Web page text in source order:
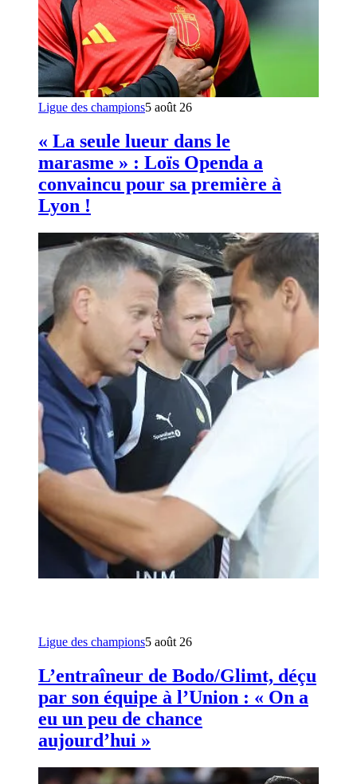
Ligue des champions5 août 26
« La seule lueur dans le
marasme » : Loïs Openda a
convaincu pour sa première à
Lyon !
Ligue des champions5 août 26
L’entraîneur de Bodo/Glimt, déçu
par son équipe à l’Union : « On a
eu un peu de chance
aujourd’hui »